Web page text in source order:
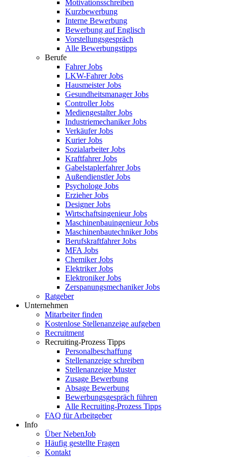
Motivationsschreiben
Kurzbewerbung
Interne Bewerbung
Bewerbung auf Englisch
Vorstellungsgespräch
Alle Bewerbungstipps
Berufe
Fahrer Jobs
LKW-Fahrer Jobs
Hausmeister Jobs
Gesundheitsmanager Jobs
Controller Jobs
Mediengestalter Jobs
Industriemechaniker Jobs
Verkäufer Jobs
Kurier Jobs
Sozialarbeiter Jobs
Kraftfahrer Jobs
Gabelstaplerfahrer Jobs
Außendienstler Jobs
Psychologe Jobs
Erzieher Jobs
Designer Jobs
Wirtschaftsingenieur Jobs
Maschinenbauingenieur Jobs
Maschinenbautechniker Jobs
Berufskraftfahrer Jobs
MFA Jobs
Chemiker Jobs
Elektriker Jobs
Elektroniker Jobs
Zerspanungsmechaniker Jobs
Ratgeber
Unternehmen
Mitarbeiter finden
Kostenlose Stellenanzeige aufgeben
Recruitment
Recruiting-Prozess Tipps
Personalbeschaffung
Stellenanzeige schreiben
Stellenanzeige Muster
Zusage Bewerbung
Absage Bewerbung
Bewerbungsgespräch führen
Alle Recruiting-Prozess Tipps
FAQ für Arbeitgeber
Info
Über NebenJob
Häufig gestellte Fragen
Kontakt